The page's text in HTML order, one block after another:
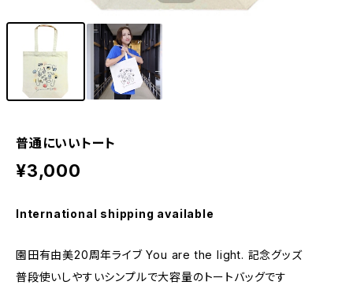
普通にいいトート
¥3,000
International shipping available
園田有由美20周年ライブ You are the light. 記念グッズ
普段使いしやすいシンプルで大容量のトートバッグです